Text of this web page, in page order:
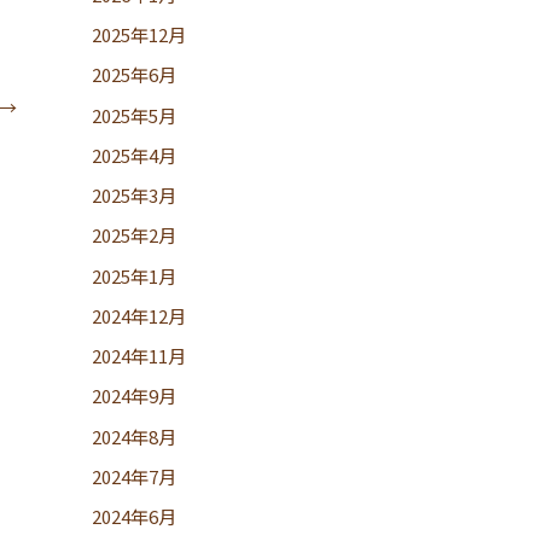
→
2025年12月
2025年6月
2025年5月
2025年4月
2025年3月
2025年2月
2025年1月
2024年12月
2024年11月
2024年9月
2024年8月
2024年7月
2024年6月